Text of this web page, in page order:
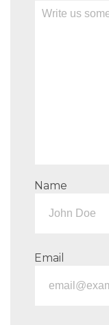
Name
Email